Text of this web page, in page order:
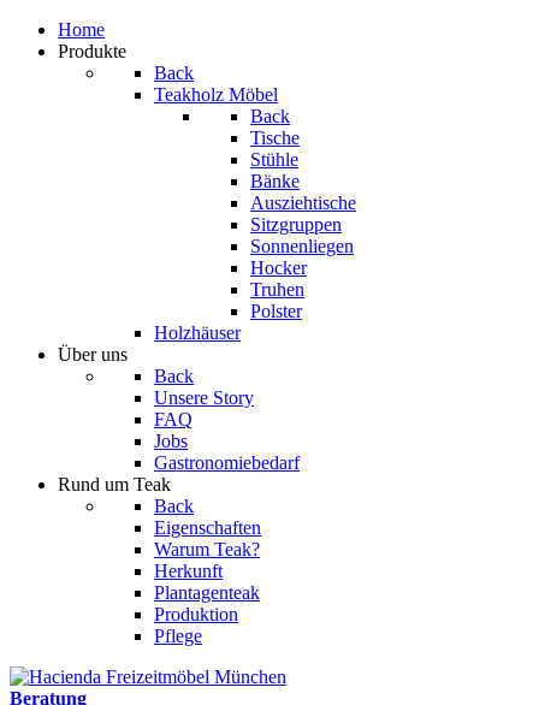
Home
Produkte
Back
Teakholz Möbel
Back
Tische
Stühle
Bänke
Ausziehtische
Sitzgruppen
Sonnenliegen
Hocker
Truhen
Polster
Holzhäuser
Über uns
Back
Unsere Story
FAQ
Jobs
Gastronomiebedarf
Rund um Teak
Back
Eigenschaften
Warum Teak?
Herkunft
Plantagenteak
Produktion
Pflege
Beratung